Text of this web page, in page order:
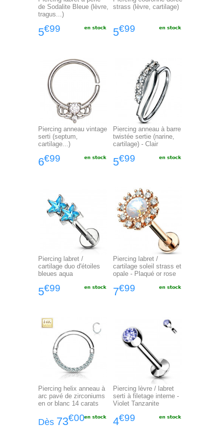
de Sodalite Bleue (lèvre,
tragus...)
5€99
strass (lèvre, cartilage)
5€99
Piercing anneau vintage
serti (septum,
cartilage...)
6€99
Piercing anneau à barre
twistée sertie (narine,
cartilage) - Clair
5€99
Piercing labret /
cartilage duo d'étoiles
bleues aqua
5€99
Piercing labret /
cartilage soleil strass et
opale - Plaqué or rose
7€99
Piercing helix anneau à
arc pavé de zirconiums
en or blanc 14 carats
Dès 73€00
Piercing lèvre / labret
serti à filetage interne -
Violet Tanzanite
4€99